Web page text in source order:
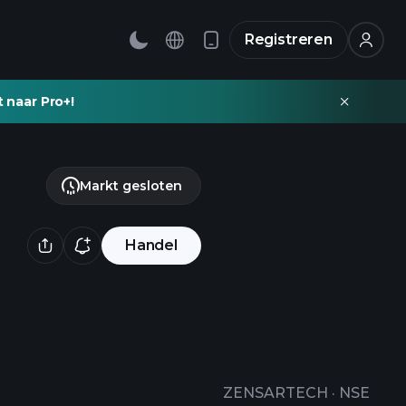
Registreren
Pro+!
Handel
ZENSARTECH · NSE
Markt gesloten